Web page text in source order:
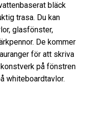
bläck
trasa. Du kan
glasfönster,
De kommer
för att skriva
på fönstren
whiteboardtavlor.